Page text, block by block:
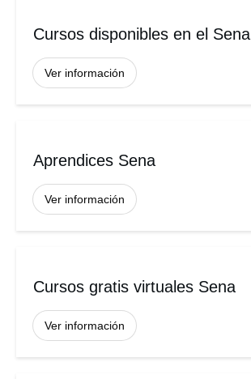
Cursos disponibles en el Sena
Ver información
Aprendices Sena
Ver información
Cursos gratis virtuales Sena
Ver información